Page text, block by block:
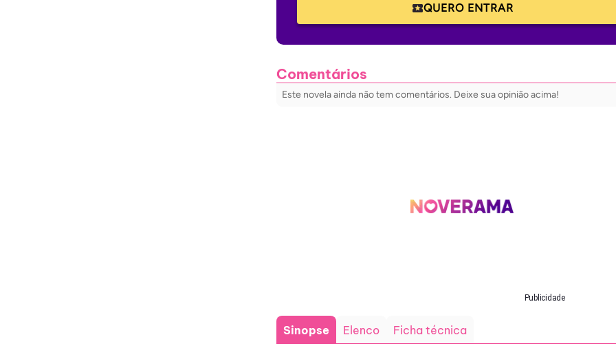
QUERO ENTRAR
Comentários
Este novela ainda não tem comentários. Deixe sua opinião acima!
Publicidade
Sinopse Elenco Ficha técnica